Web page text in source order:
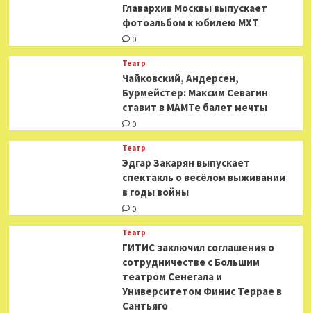
​​Главархив Москвы выпускает
фотоальбом к юбилею МХТ
0
Театр
​​Чайковский, Андерсен,
Бурмейстер: Максим Севагин
ставит в МАМТе балет мечты
0
Театр
Эдгар Закарян выпускает
спектакль о весёлом выживании
в годы войны
0
Театр
ГИТИС заключил соглашения о
сотрудничестве с Большим
театром Сенегала и
Университетом Финис Террае в
Сантьяго